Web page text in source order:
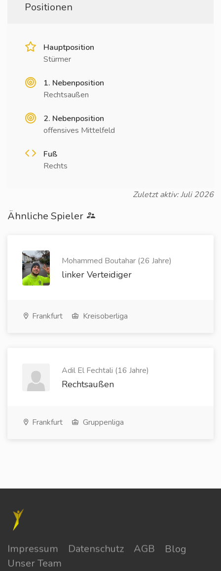
Positionen
Hauptposition
Stürmer
1. Nebenposition
Rechtsaußen
2. Nebenposition
offensives Mittelfeld
Fuß
Rechts
Zuletzt aktiv: Juli 2026
Ähnliche Spieler
Mohammed Boutahar (26 Jahre)
linker Verteidiger
Frankfurt Kreisoberliga
Adil El Fechtali (16 Jahre)
Rechtsaußen
Frankfurt Gruppenliga
Impressum Datenschutz AGB
Blog
Unser Team